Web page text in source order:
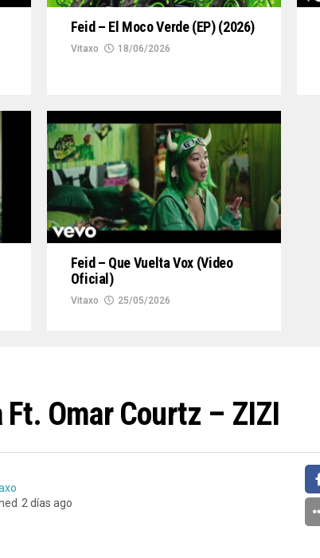
Feid – El Moco Verde (EP) (2026)
Vitaxo 18/06/2026
Feid – Que Vuelta Vox (Video
Oficial)
Vitaxo 25/05/2026
Ft. Omar Courtz – ZIZI
2 días ago